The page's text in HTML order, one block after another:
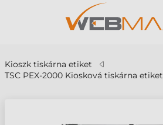
Kioszk tiskárna etiket
TSC PEX-2000 Kiosková tiskárna etiket